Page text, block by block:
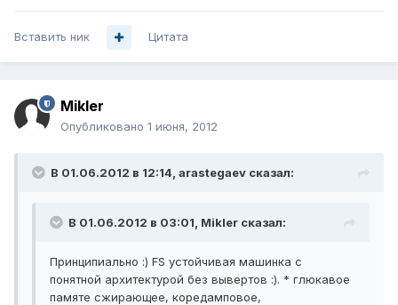
Вставить ник Цитата
Mikler
Опубликовано 1 июня, 2012
В 01.06.2012 в 12:14, arastegaev сказал:
В 01.06.2012 в 03:01, Mikler сказал:
Принципиально :) FS устойчивая машинка с
понятной архитектурой без вывертов :). * глюкавое
памяте сжирающее, коредамповое,